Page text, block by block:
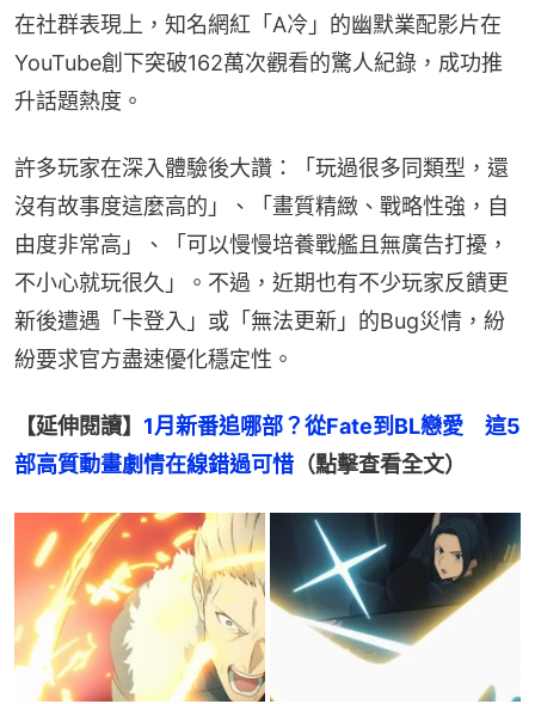
在社群表現上，知名網紅「A冷」的幽默業配影片在
YouTube創下突破162萬次觀看的驚人紀錄，成功推
升話題熱度。
許多玩家在深入體驗後大讚：「玩過很多同類型，還
沒有故事度這麼高的」、「畫質精緻、戰略性強，自
由度非常高」、「可以慢慢培養戰艦且無廣告打擾，
不小心就玩很久」。不過，近期也有不少玩家反饋更
新後遭遇「卡登入」或「無法更新」的Bug災情，紛
紛要求官方盡速優化穩定性。
【延伸閱讀】 1月新番追哪部？從Fate到BL戀愛　這5
部高質動畫劇情在線錯過可惜 （點擊查看全文）